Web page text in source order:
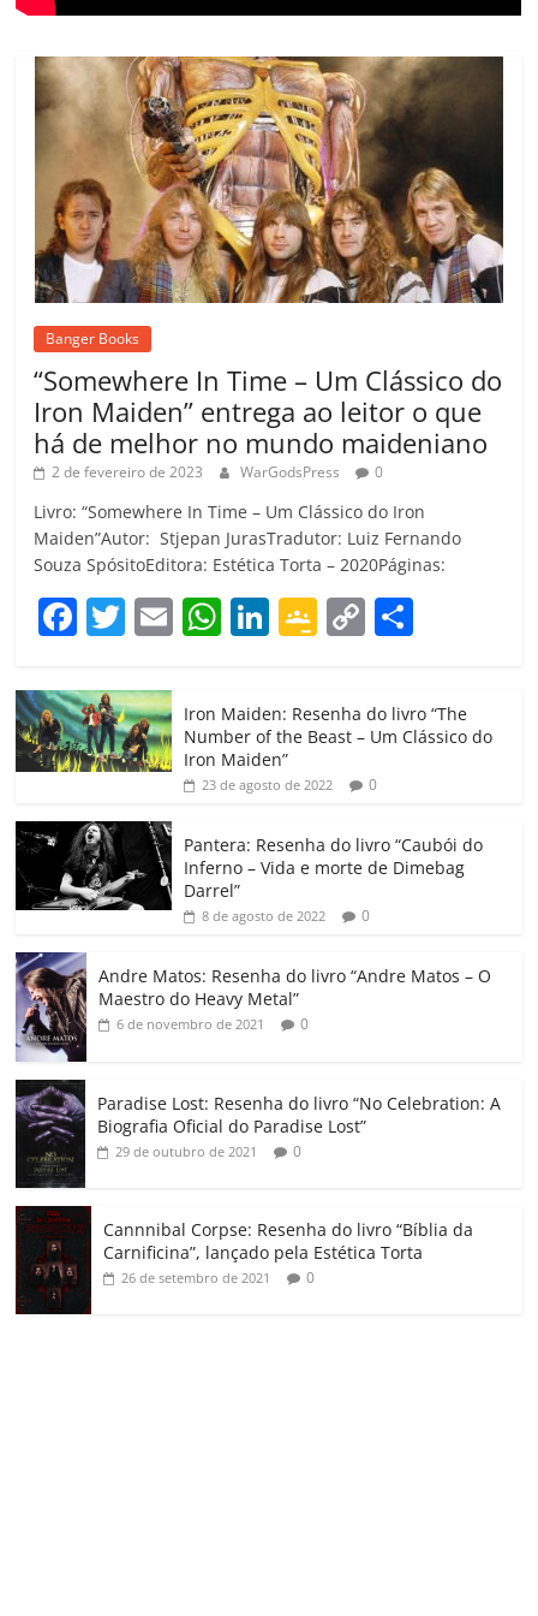
Banger Books
“Somewhere In Time – Um Clássico do
Iron Maiden” entrega ao leitor o que
há de melhor no mundo maideniano
2 de fevereiro de 2023 WarGodsPress 0
Livro: “Somewhere In Time – Um Clássico do Iron
Maiden”Autor: Stjepan JurasTradutor: Luiz Fernando
Souza SpósitoEditora: Estética Torta – 2020Páginas:
F
c
e
b
o
o
k
T
itt
er
E W
at
s
A
p
Li
e
dI
G
gl
e
Cl
a
ss
ro
o
C
p
y
Li
k
m
p
h
ar
Iron Maiden: Resenha do livro “The
Number of the Beast – Um Clássico do
Iron Maiden”
23 de agosto de 2022 0
Pantera: Resenha do livro “Caubói do
Inferno – Vida e morte de Dimebag
Darrel”
8 de agosto de 2022 0
Andre Matos: Resenha do livro “Andre Matos – O
Maestro do Heavy Metal”
6 de novembro de 2021 0
Paradise Lost: Resenha do livro “No Celebration: A
Biografia Oficial do Paradise Lost”
29 de outubro de 2021 0
Cannnibal Corpse: Resenha do livro “Bíblia da
Carnificina”, lançado pela Estética Torta
26 de setembro de 2021 0